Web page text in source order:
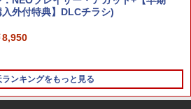
入外付特典】DLCチラシ)
8,950
ランキングをもっと見る